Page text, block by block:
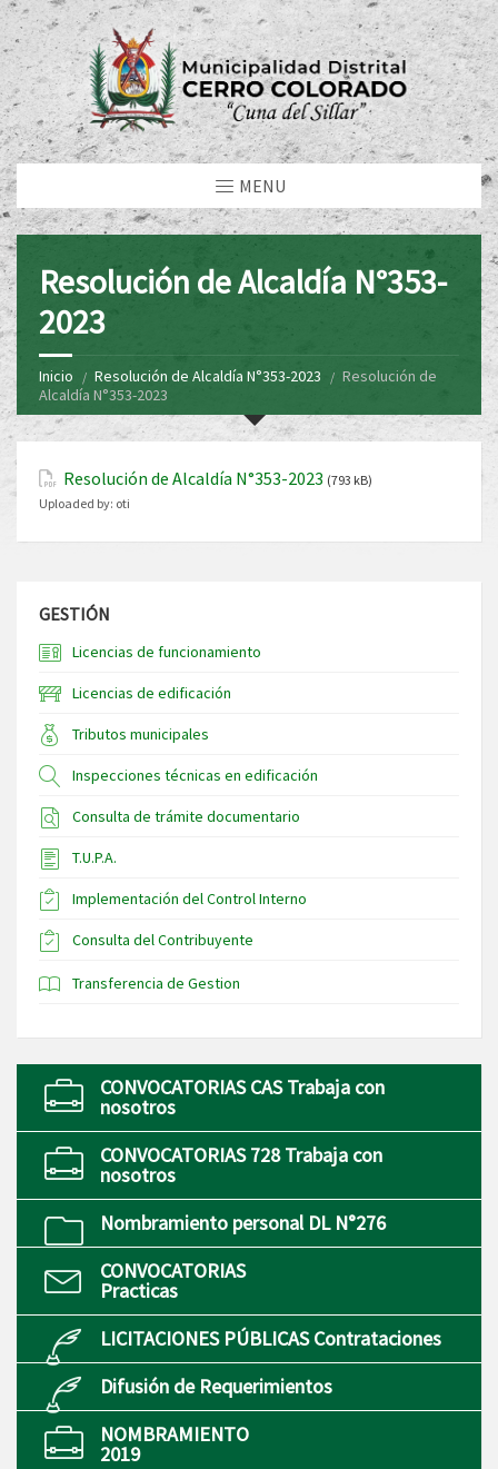
MENU
Resolución de Alcaldía N°353-
2023
Inicio Resolución de Alcaldía N°353-2023
Resolución de
Alcaldía N°353-2023
Resolución de Alcaldía N°353-2023 (793 kB)
Uploaded by: oti
GESTIÓN
Licencias de funcionamiento
Licencias de edificación
Tributos municipales
Inspecciones técnicas en edificación
Consulta de trámite documentario
T.U.P.A.
Implementación del Control Interno
Consulta del Contribuyente
Transferencia de Gestion
CONVOCATORIAS CAS Trabaja con
nosotros
CONVOCATORIAS 728 Trabaja con
nosotros
Nombramiento personal DL N°276
CONVOCATORIAS
Practicas
LICITACIONES PÚBLICAS Contrataciones
Difusión de Requerimientos
NOMBRAMIENTO
2019